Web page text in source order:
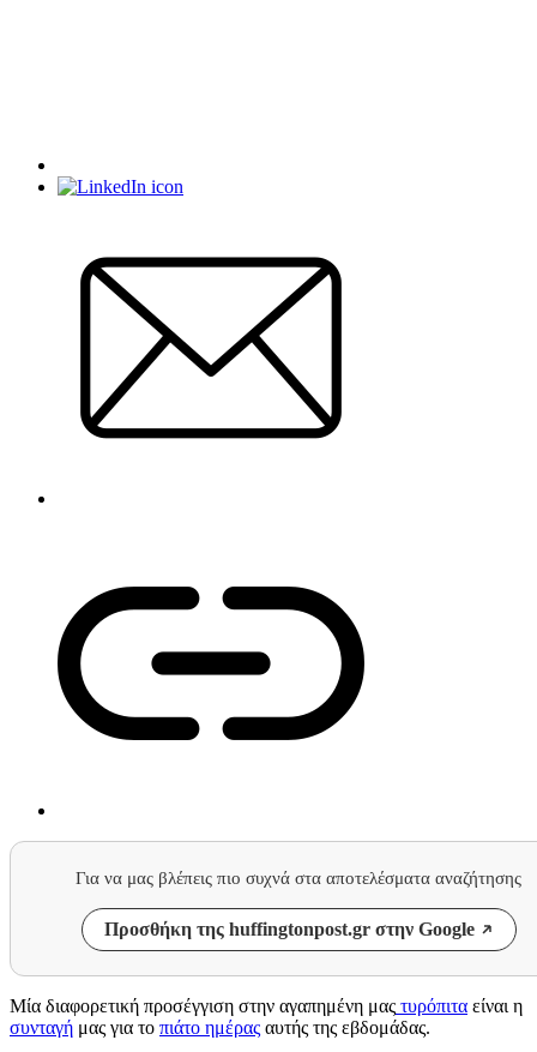
Για να μας βλέπεις πιο συχνά στα αποτελέσματα αναζήτησης
Προσθήκη της huffingtonpost.gr στην Google
Μία διαφορετική προσέγγιση στην αγαπημένη μας τυρόπιτα είναι η
συνταγή μας για το πιάτο ημέρας αυτής της εβδομάδας.